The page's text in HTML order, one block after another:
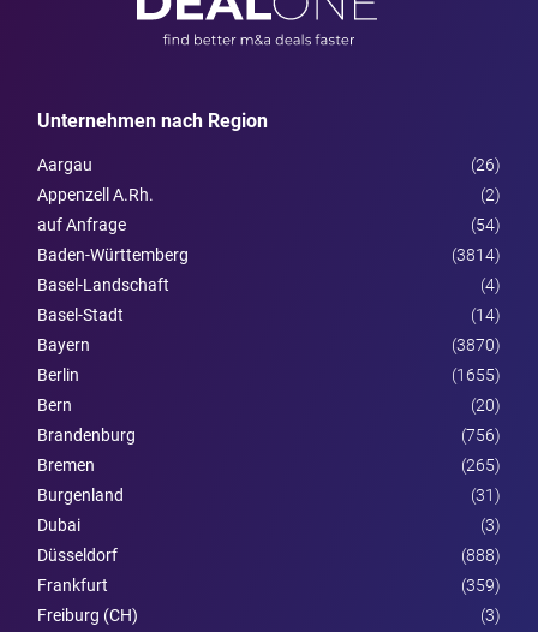
Unternehmen nach Region
Aargau
(26)
Appenzell A.Rh.
(2)
auf Anfrage
(54)
Baden-Württemberg
(3814)
Basel-Landschaft
(4)
Basel-Stadt
(14)
Bayern
(3870)
Berlin
(1655)
Bern
(20)
Brandenburg
(756)
Bremen
(265)
Burgen­land
(31)
Dubai
(3)
Düsseldorf
(888)
Frankfurt
(359)
Freiburg (CH)
(3)